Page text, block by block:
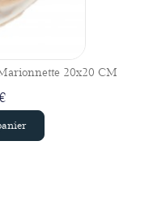
20x20 CM